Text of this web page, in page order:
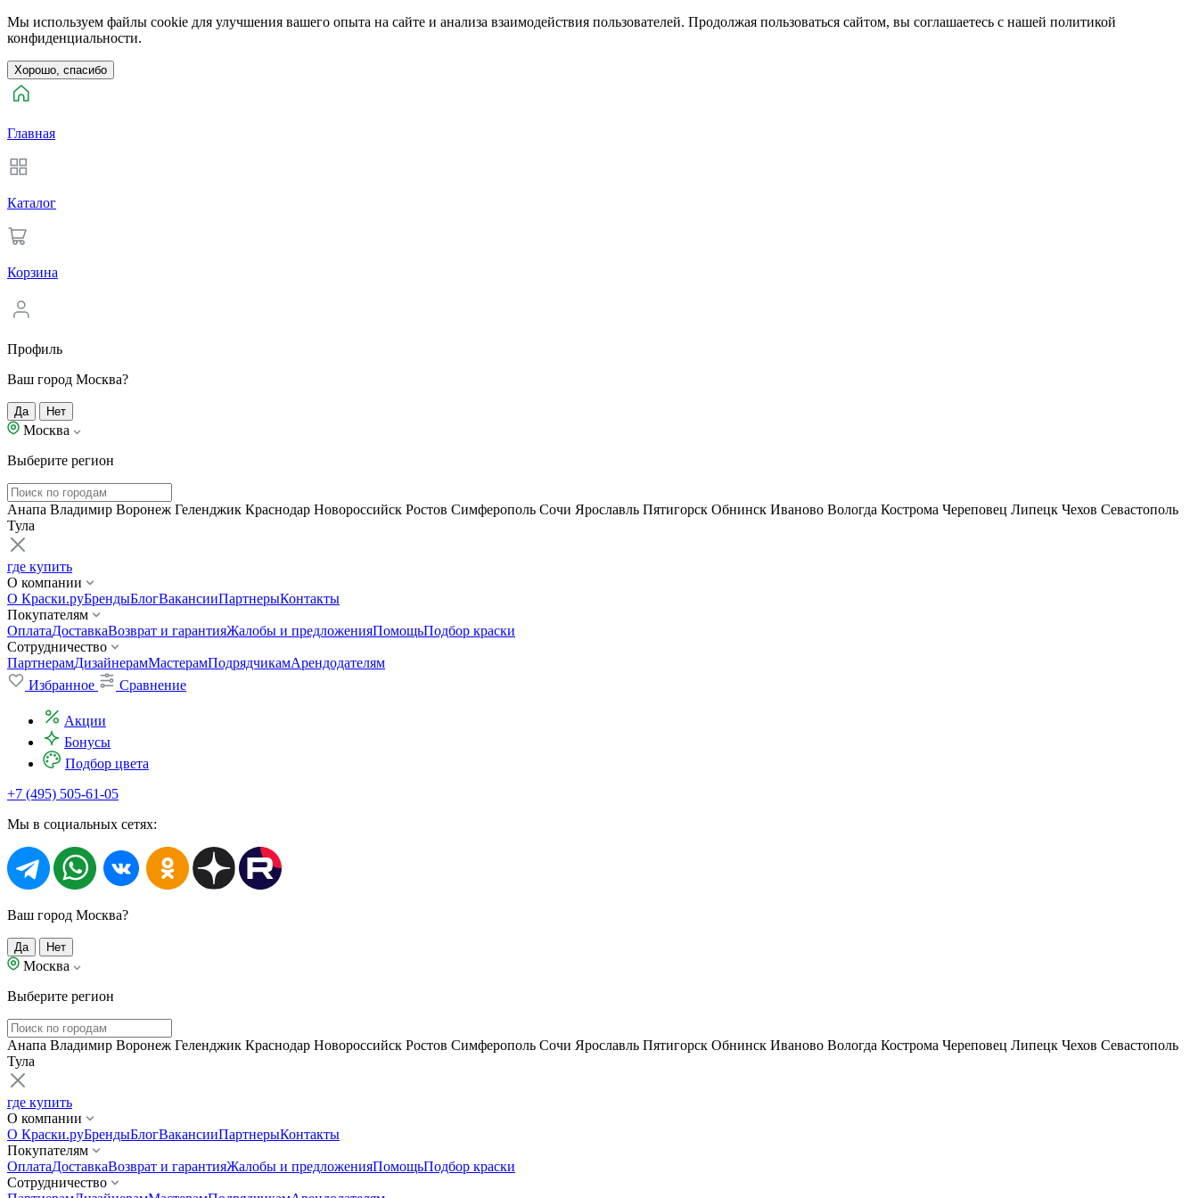
Мы используем файлы cookie для улучшения вашего опыта на сайте и анализа взаимодействия пользователей. Продолжая пользоваться сайтом, вы соглашаетесь с нашей политикой
конфиденциальности.
Хорошо, спасибо
Главная
Каталог
Корзина
Профиль
Ваш город Москва?
Да Нет
Москва
Выберите регион
Анапа Владимир Воронеж Геленджик Краснодар Новороссийск Ростов Симферополь Сочи Ярославль Пятигорск Обнинск Иваново Вологда Кострома Череповец Липецк Чехов Севастополь
Тула
где купить
О компании
О Краски.руБрендыБлогВакансииПартнерыКонтакты
Покупателям
ОплатаДоставкаВозврат и гарантияЖалобы и предложенияПомощьПодбор краски
Сотрудничество
ПартнерамДизайнерамМастерамПодрядчикамАрендодателям
Избранное
Сравнение
Акции
Бонусы
Подбор цвета
+7 (495) 505-61-05
Мы в социальных сетях:
Ваш город Москва?
Да Нет
Москва
Выберите регион
Анапа Владимир Воронеж Геленджик Краснодар Новороссийск Ростов Симферополь Сочи Ярославль Пятигорск Обнинск Иваново Вологда Кострома Череповец Липецк Чехов Севастополь
Тула
где купить
О компании
О Краски.руБрендыБлогВакансииПартнерыКонтакты
Покупателям
ОплатаДоставкаВозврат и гарантияЖалобы и предложенияПомощьПодбор краски
Сотрудничество